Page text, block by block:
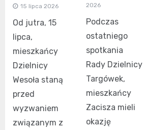
15 lipca 2026
Od jutra, 15
lipca,
mieszkańcy
Dzielnicy
Wesoła staną
przed
wyzwaniem
związanym z
2026
Podczas
ostatniego
spotkania
Rady Dzielnicy
Targówek,
mieszkańcy
Zacisza mieli
okazję